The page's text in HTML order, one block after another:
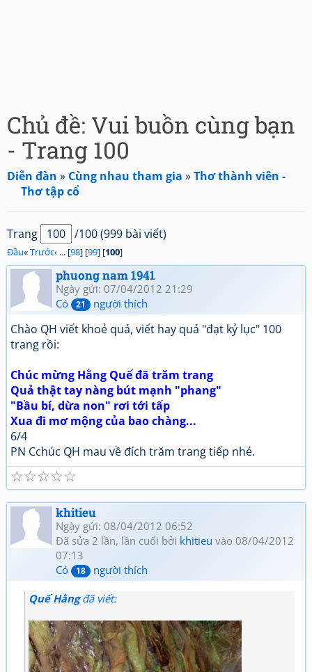
Chủ đề: Vui buồn cùng bạn
- Trang 100
Diễn đàn » Cùng nhau tham gia »Thơ thành viên -
Thơ tập cổ
Trang /100 (999 bài viết)
Đầu«Trước‹ ... [98] [99] [100]
phuong nam 1941
Ngày gửi: 07/04/2012 21:29
Có
21 người thích
Chào QH viết khoẻ quá, viết hay quá "đạt kỷ lục" 100
trang rồi:
Chúc mừng Hằng Quế đã trăm trang
Quả thật tay nàng bút mạnh "phang"
"Bầu bí, dừa non" rơi tới tấp
Xua đi mơ mộng của bao chàng...
6/4
PN Cchúc QH mau về đích trăm trang tiếp nhé.
☆
☆
☆
☆
☆
khitieu
Ngày gửi: 08/04/2012 06:52
Đã sửa 2 lần, lần cuối bởi khitieu vào 08/04/2012
07:13
Có
18 người thích
Quế Hằngđã viết: